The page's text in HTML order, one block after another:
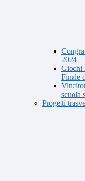
2024
Giochi
Finale
scuola
Progetti